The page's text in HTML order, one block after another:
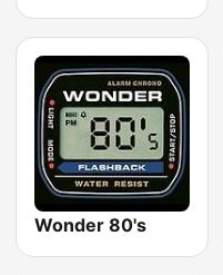
Wonder 80's